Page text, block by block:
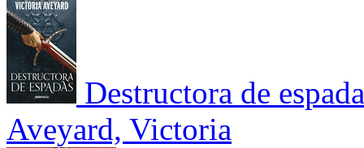
Destructora de
Aveyard, Victoria